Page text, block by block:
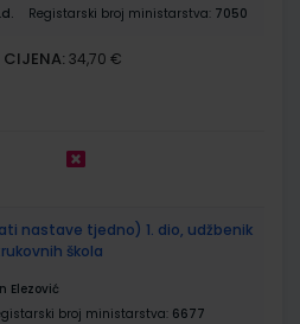
Registarski broj ministarstva: 7050
CIJENA: 34,70 €
nastave tjedno) 1. dio, udžbenik
škola
Elezović
broj ministarstva: 6677